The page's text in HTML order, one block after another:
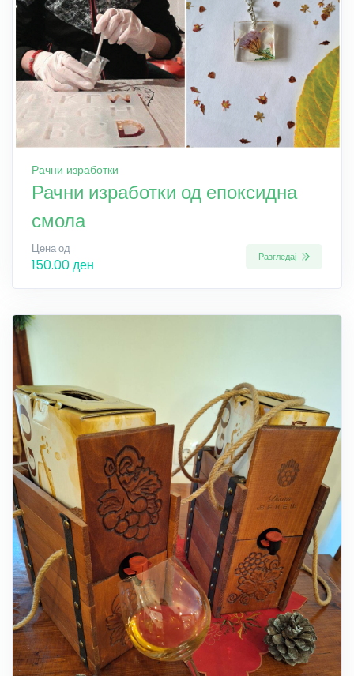
Рачни изработки
Рачни изработки од епоксидна
смола
Цена од
150.00 ден Разгледај